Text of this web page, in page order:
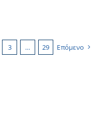
3 … 29 Επόμενο